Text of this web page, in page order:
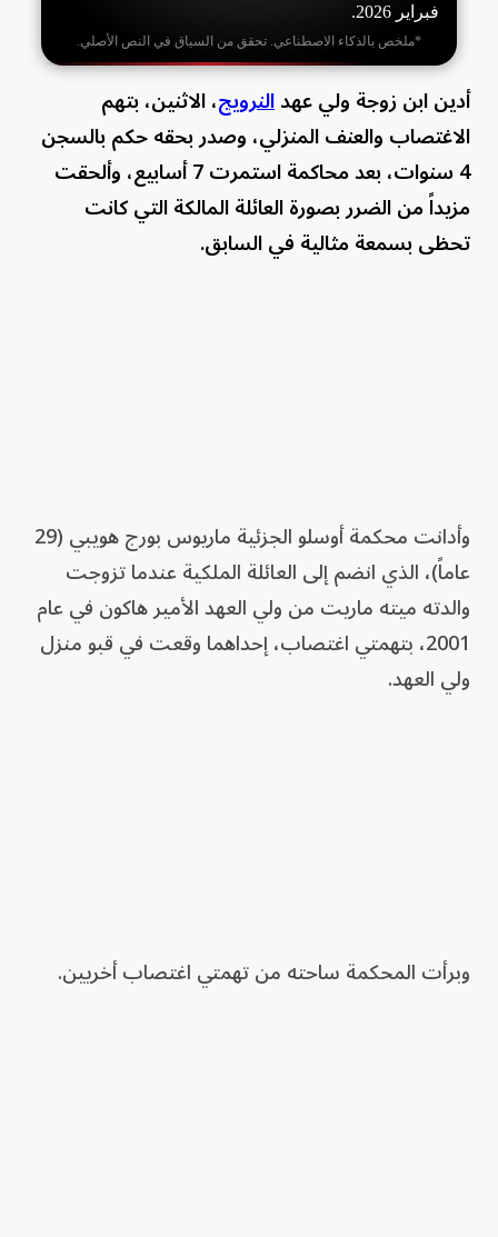
فبراير 2026.
*ملخص بالذكاء الاصطناعي. تحقق من السياق في النص الأصلي.
أدين ابن زوجة ولي عهدالنرويج، الاثنين، بتهم
الاغتصاب والعنف المنزلي، وصدر بحقه حكم بالسجن
4 سنوات، بعد محاكمة استمرت 7 أسابيع، وألحقت
مزيداً من الضرر بصورة العائلة المالكة التي كانت
تحظى بسمعة مثالية في السابق.
وأدانت محكمة أوسلو الجزئية ماريوس بورج هويبي (29
عاماً)، الذي انضم إلى العائلة الملكية عندما تزوجت
والدته ميته ماريت من ولي العهد الأمير هاكون في عام
2001، بتهمتي اغتصاب، إحداهما وقعت في قبو منزل
ولي العهد.
وبرأت المحكمة ساحته من تهمتي اغتصاب أخريين.